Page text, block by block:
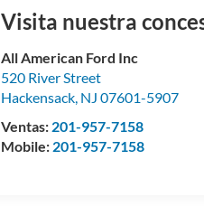
Visita nuestra
All American Ford Inc
520 River Street
Hackensack, NJ 07601-5907
Ventas: 201-957-7158
Mobile: 201-957-7158